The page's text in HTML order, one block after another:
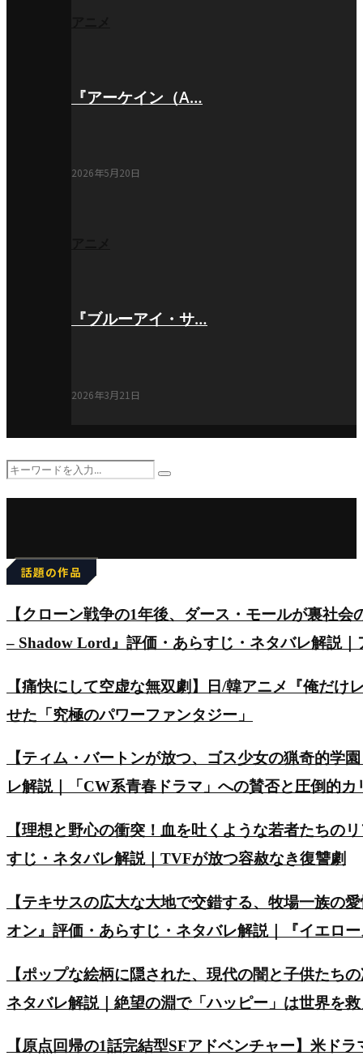
『アーケイン（A…
2026年5月20日
『ブルーアイ・サ…
2026年3月21日
Search
Search
話題の作品
【クローン戦争の1年後、ダース・モールが裏社
– Shadow Lord』評価・あらすじ・ネタバレ解説
【痛快にして空虚な無双劇】日/韓アニメ『俺だ
せた「究極のパワーファンタジー」
【ティム・バートンが放つ、ゴス少女の猟奇的学
レ解説｜「CW系青春ドラマ」への賛否と圧倒的カ
【理想と野心の衝突！血を吐くような若者たちの
すじ・ネタバレ解説｜TVFが放つ容赦なき復讐劇
【テキサスの広大な大地で交錯する、牧場一族の
オン』評価・あらすじ・ネタバレ解説｜『イエロ
【ポップな絵柄に隠された、現代の闇と子供たち
ネタバレ解説｜絶望の淵で「ハッピー」は世界を
【原点回帰の1話完結型SFアドベンチャー】米ド